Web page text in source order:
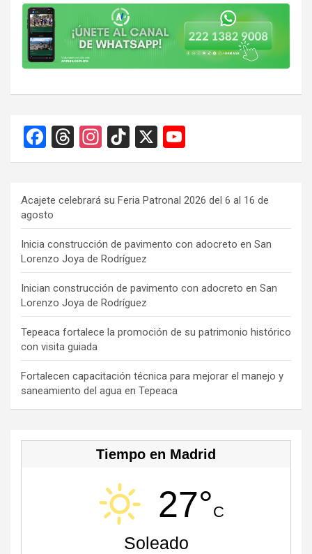
F
a
b
o
o
k
T
hr
a
d
s
In
st
gr
a
m
Ti
k
o
k
X
o
T
u
b
e
C
h
a
n
n
el
Acajete celebrará su Feria Patronal 2026 del 6 al 16 de
agosto
Inicia construcción de pavimento con adocreto en San
Lorenzo Joya de Rodríguez
Inician construcción de pavimento con adocreto en San
Lorenzo Joya de Rodríguez
Tepeaca fortalece la promoción de su patrimonio histórico
con visita guiada
Fortalecen capacitación técnica para mejorar el manejo y
saneamiento del agua en Tepeaca
Tiempo en Madrid
27°C
Soleado